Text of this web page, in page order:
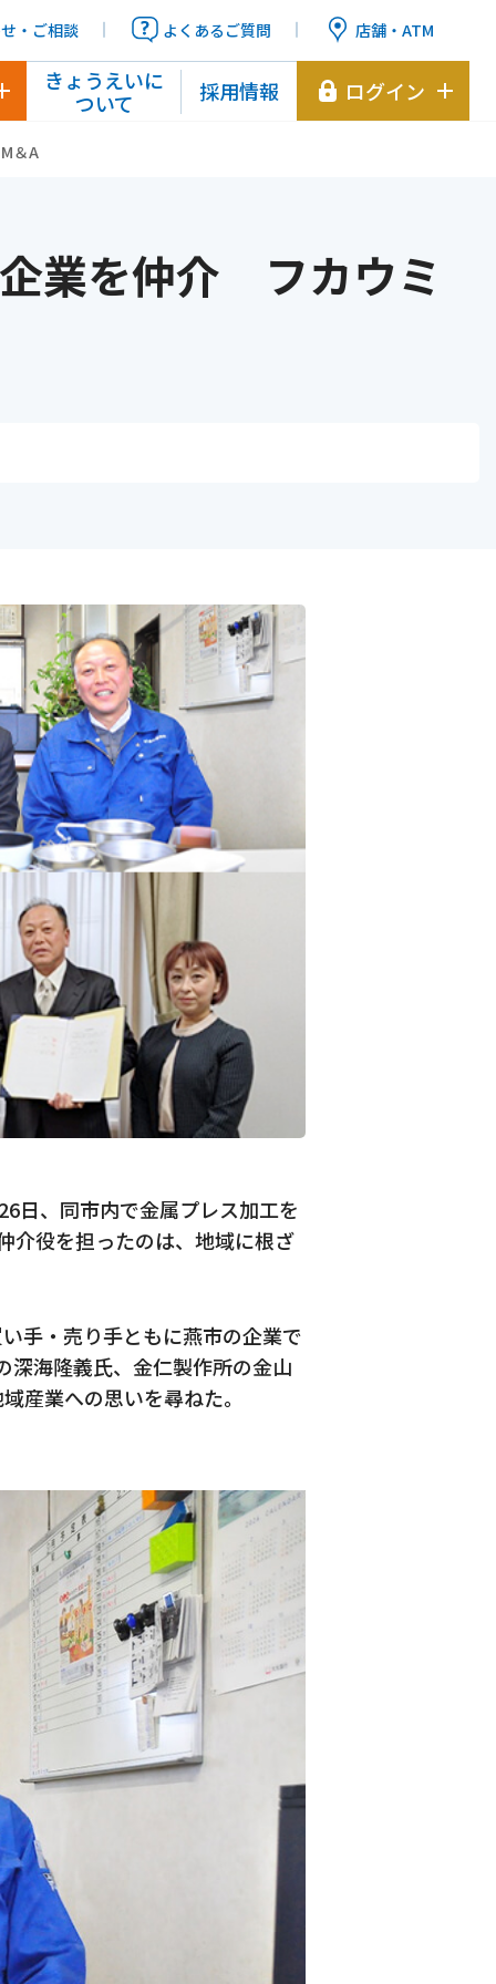
・ご相談 よくあるご質問 店舗・ATM
きょうえいに
ついて
採用情報 ログイン
＆A
業を仲介 フカウミ
日、同市内で金属プレス加工を
介役を担ったのは、地域に根ざ
手・売り手ともに燕市の企業で
深海隆義氏、金仁製作所の金山
産業への思いを尋ねた。